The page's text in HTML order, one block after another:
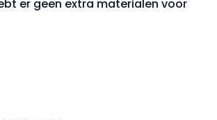
er geen extra materialen voor